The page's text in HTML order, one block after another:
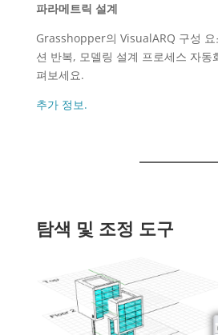
파라메트릭 설계
Grasshopper의 VisualARQ 구성
션 반복, 모델링 설계 프로세스 자동
펴보세요.
추가 정보.
탐색 및 조정 도구